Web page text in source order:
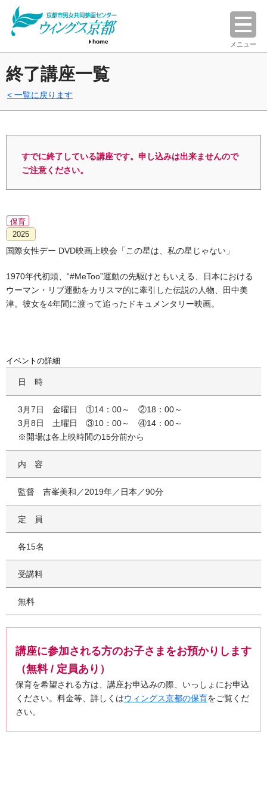
home メニュー
終了講座一覧
一覧に戻ります
すでに終了している講座です。申し込みは出来ませんので
ご注意ください。
保育
2025
国際女性デー DVD映画上映会「この星は、私の星じゃない」
1970年代初頭、“#MeToo”運動の先駆けともいえる、日本における
ウーマン・リブ運動をカリスマ的に牽引した伝説の人物、田中美
津。彼女を4年間に渡って追ったドキュメンタリー映画。
イベントの詳細
日時
3月7日 金曜日 ①14：00～ ②18：00～
3月8日 土曜日 ③10：00～ ④14：00～
※開場は各上映時間の15分前から
内容
監督 吉峯美和／2019年／日本／90分
定員
各15名
受講料
無料
講座に参加される方のお子さまをお預かりします
（無料 / 定員あり）
保育を希望される方は、講座お申込みの際、いっしょにお申込
ください。料金等、詳しくはウィングス京都の保育をご覧くだ
さい。